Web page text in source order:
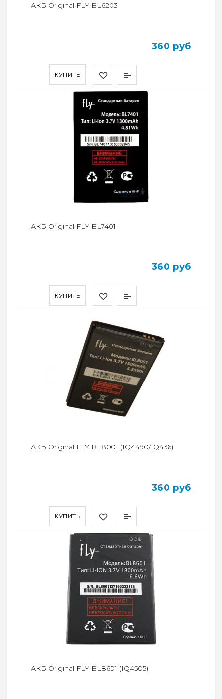
КУПИТЬ
АКБ Original FLY BL6203
360 руб
КУПИТЬ
АКБ Original FLY BL7401
360 руб
КУПИТЬ
АКБ Original FLY BL8001 (IQ4490/IQ436)
360 руб
АКБ Original FLY BL8601 (IQ4505)